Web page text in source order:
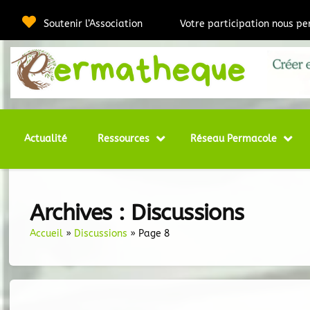
Soutenir l’Association Votre participation nous
Actualité Ressources Réseau Permacole
Archives : Discussions
Accueil » Discussions » Page 8